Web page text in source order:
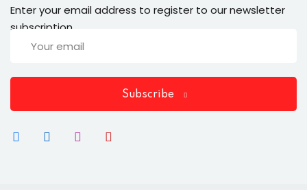
Enter your email address to register to our newsletter
subscription
Subscribe